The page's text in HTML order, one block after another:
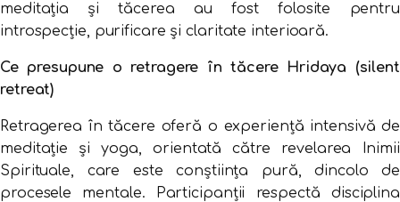
meditația și tăcerea au fost folosite pentru
introspecție, purificare și claritate interioară.
Ce presupune o retragere în tăcere Hridaya (silent
retreat)
Retragerea în tăcere oferă o experiență intensivă de
meditație și yoga, orientată către revelarea Inimii
Spirituale, care este conștiința pură, dincolo de
procesele mentale. Participanții respectă disciplina